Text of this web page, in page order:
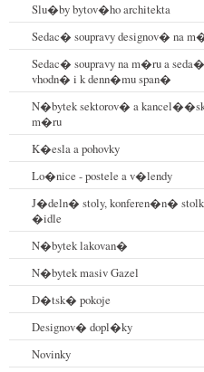
Slu�by bytov�ho architekta
Sedac� soupravy designov� na
Sedac� soupravy na m�ru a
vhodn� i k denn�mu span�
N�bytek sektorov� a
m�ru
K�esla a pohovky
Lo�nice - postele a v�lendy
J�deln� stoly, konferen�n�
�idle
N�bytek lakovan�
N�bytek masiv Gazel
D�tsk� pokoje
Designov� dopl�ky
Novinky